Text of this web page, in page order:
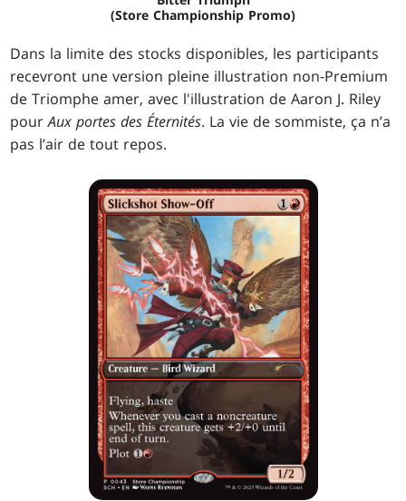
(Store Championship Promo)
Dans la limite des stocks disponibles, les participants
recevront une version pleine illustration non-Premium
de Triomphe amer, avec l'illustration de Aaron J. Riley
pourAux portes des Éternités. La vie de sommiste, ça n’a
pas l’air de tout repos.